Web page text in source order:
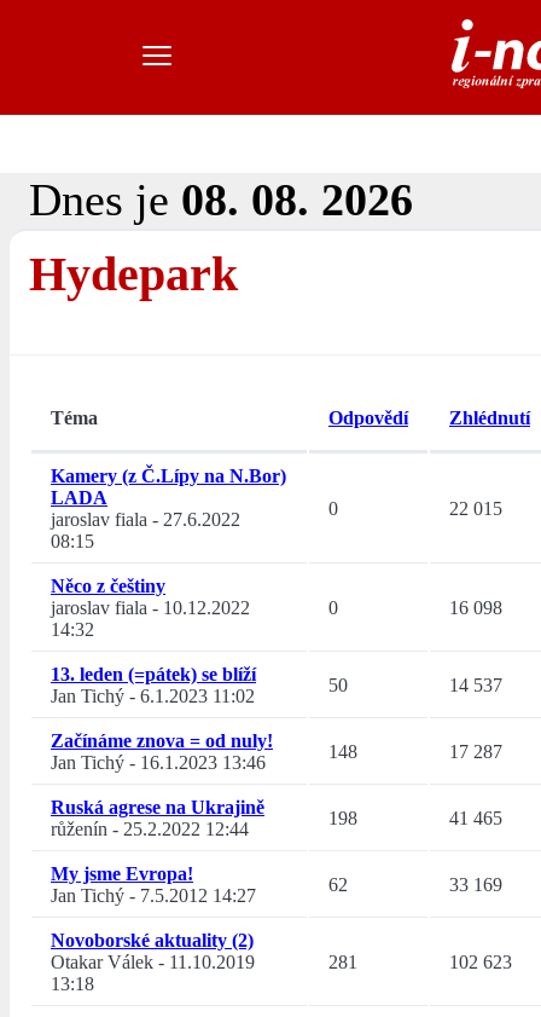
Dnes je 08. 08. 2026
Hydepark
Téma Odpovědí Zhlédnutí
Kamery (z Č.Lípy na N.Bor)
LADA
jaroslav fiala - 27.6.2022
08:15
0 22 015
Něco z češtiny
jaroslav fiala - 10.12.2022
14:32
0 16 098
13. leden (=pátek) se blíží
Jan Tichý - 6.1.2023 11:02
50 14 537
Začínáme znova = od nuly!
Jan Tichý - 16.1.2023 13:46
148 17 287
Ruská agrese na Ukrajině
růženín - 25.2.2022 12:44
198 41 465
My jsme Evropa!
Jan Tichý - 7.5.2012 14:27
62 33 169
Novoborské aktuality (2)
Otakar Válek - 11.10.2019
13:18
281 102 623